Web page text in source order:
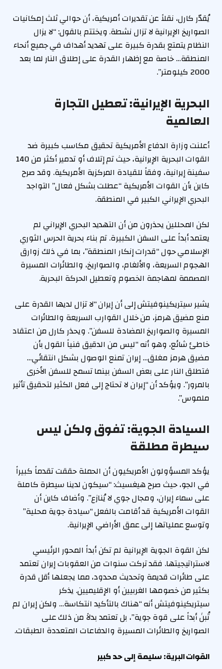
يُقدّر كارل، نقلاً عن تقديرات أمريكية، أن حوالي ثلث إمكانيات
الصواريخ الإيرانية لا تزال نشطة. ويختتم بالقول: “لا يزال
النظام يتمتع بقدرة كبيرة على تهديد أهداف في جميع أنحاء
المنطقة… خاصة مع إظهار القدرة على إطلاق النار لما بعد
2000 كيلومتر”.
البحرية الإيرانية: تعطيل التجارة
العالمية
أعلنت وزارة الدفاع الأمريكية تحقيق مكاسب كبيرة ضد
القوات البحرية الإيرانية، حيث تم إتلاف أو تدمير أكثر من 140
سفينة إيرانية، وفقاً للقيادة المركزية الأمريكية. وقد صرح
كاين بأن القوات الأمريكية “عطلت بشكل فعال” التواجد
البحري الإيراني الكبير في المنطقة.
لكن المحللين يحذرون من أن التهديد البحري الإيراني لم
يعتمد أبداً على السفن الكبيرة. تم بناء بحرية الحرس الثوري
الإسلامي حول “قدرات إنكار المنطقة”، بما في ذلك زوارق
الهجوم السريعة، والألغام، والصواريخ، والطائرات المسيرة
المصممة لمهاجمة الخصوم وتعطيل الحركة البحرية.
يشير سيتريكينوفيتش إلى أن إيران “لا تزال لديها القدرة على
منع مضيق هرمز، من خلال القوارب السريعة والطائرات
المسيرة والصواريخ المضادة للسفن”. ويحذر كارل من اعتقاد
خاطئ شائع، وهو أنه “ليس من الدقيق فنياً القول بأن
مضيق هرمز مغلق… إيران تمنع الوصول بشكل انتقائي…
فتطلق النار على بعض السفن بينما تسمح للسفن الأخرى
بالمرور”. ويؤكد أن “إيران لا تحتاج إلى فعل الكثير لتحقيق تأثير
ملموس”.
السيادة الجوية: تفوق ولكن ليس
سيطرة مطلقة
يؤكد المسؤولون الأمريكيون أن الحملة حققت تقدماً كبيراً
في الجو، حيث صرح هيغسيث: “سيكون لدينا سيطرة كاملة
على سماء إيران، ومجال جوي لا يُنازع”. وأضاف كاين أن
القوات الأمريكية قد أقامت بالفعل “سيادة جوية محلية”
وتوسع عملياتها إلى عمق الأراضي الإيرانية.
لكن القوة الجوية الإيرانية لم تكن أبداً المحور الرئيسي
لاستراتيجيتها. فقد تركت سنوات من العقوبات إيران تعتمد
على طائرات قديمة وتحديث محدود، مما يجعلها أقل قدرة
بكثير من خصومها الغربيين أو الإقليميين. يذكر
سيتريكينوفيتش أنه “هناك بالتأكيد انتكاسة… ولكن إيران لم
تُبنَ أبداً على قوة جوية”، بل تعتمد بدلاً من ذلك على
الصواريخ والطائرات المسيرة والدفاعات المتعددة الطبقات.
القوات البرية: سليمة إلى حد كبير